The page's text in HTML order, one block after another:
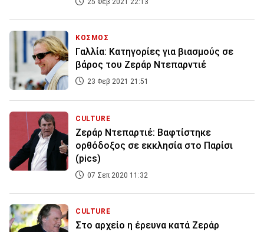
25 Φεβ 2021 22:13
ΚΟΣΜΟΣ
Γαλλία: Κατηγορίες για βιασμούς σε
βάρος του Ζεράρ Ντεπαρντιέ
23 Φεβ 2021 21:51
CULTURE
Ζεράρ Ντεπαρτιέ: Βαφτίστηκε
ορθόδοξος σε εκκλησία στο Παρίσι
(pics)
07 Σεπ 2020 11:32
CULTURE
Στο αρχείο η έρευνα κατά Ζεράρ